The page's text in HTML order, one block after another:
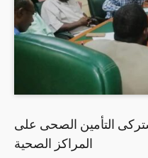
مشتركى التأمين الصحى على
المراكز الصحية